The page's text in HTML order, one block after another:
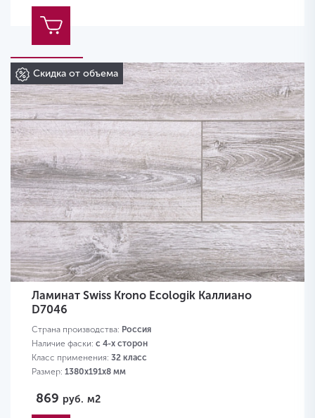
Скидка от объема
Ламинат Swiss Krono Ecologik Каллиано
D7046
Страна производства: Россия
Наличие фаски: с 4-х сторон
Класс применения: 32 класс
Размер: 1380х191х8 мм
869 руб. м2